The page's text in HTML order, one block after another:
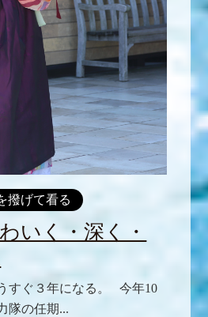
撥げて看る
いく・深く・
すぐ３年になる。 今年10
隊の任期...